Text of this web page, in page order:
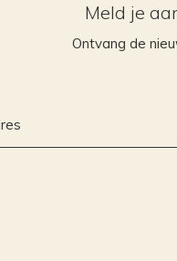
Meld je
Ontvang de